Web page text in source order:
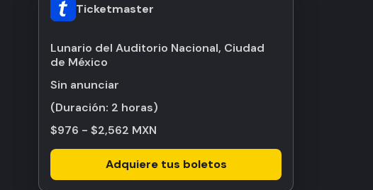
Ticketmaster
Lunario del Auditorio Nacional, Ciudad
de México
Sin anunciar
(Duración: 2 horas)
$976 - $2,562 MXN
Adquiere tus boletos